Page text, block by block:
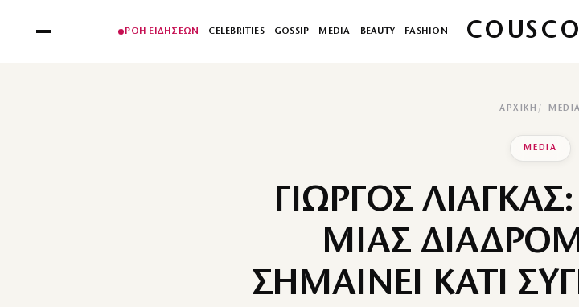
ΡΟΗ ΕΙΔΗΣΕΩΝ CELEBRITIES GOSSIP MEDIA BEAUTY FASHION
ΑΡΧΙΚΉ MEDIA
MEDIA
ΓΙΩΡΓΟΣ
ΜΙΑΣ
ΣΗΜΑΙΝΕΙ ΚΑΤΙ